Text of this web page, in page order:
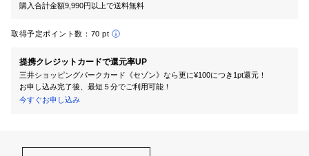
購入合計金額9,990円以上で送料無料
取得予定ポイント数： 70 pt
提携クレジットカードで還元率UP
三井ショッピングパークカード《セゾン》なら更に¥100につき1pt還元！
お申し込み完了後、最短５分でご利用可能！
今すぐお申し込み